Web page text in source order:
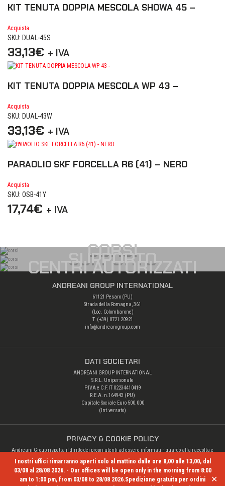
I nostri uffici rimarranno aperti solo al mattino dalle ore 8,00 alle 13,00, dal
03/08 al 28/08 2026. - Our offices will be open only in the morning from 8:00
am to 1:00 pm, from 03/08 to 28/08 2026.Spedizione gratuita per ordini
✕
KIT TENUTA DOPPIA MESCOLA SHOWA 45 –
Acquista
SKU: DUAL-45S
33,13€ + IVA
KIT TENUTA DOPPIA MESCOLA WP 43 –
Acquista
SKU: DUAL-43W
33,13€ + IVA
PARAOLIO SKF FORCELLA R6 (41) – NERO
Acquista
SKU: OSB-41Y
17,74€ + IVA
CORSI
SUPPORTO
CENTRI AUTORIZZATI
ANDREANI GROUP INTERNATIONAL
61121 Pesaro (PU)
Strada della Romagna, 361
(Loc. Colombarone)
T. (+39) 0721 20921
info@andreanigroup.com
DATI SOCIETARI
ANDREANI GROUP INTERNATIONAL
S.R.L. Unipersonale
P.IVA e C.F.IT 02234410419
R.E.A. n.164943 (PU)
Capitale Sociale Euro 500.000
(Int.versato)
PRIVACY & COOKIE POLICY
Andreani Group rispetta il diritto dei propri utenti ad essere informati riguardo alla raccolta e
alle altre operazioni di trattamento dei loro dati personali.
Privacy Policy